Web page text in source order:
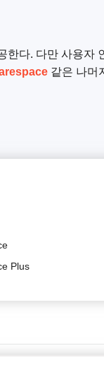
다. 다만 사용자
같은 나머
Plus